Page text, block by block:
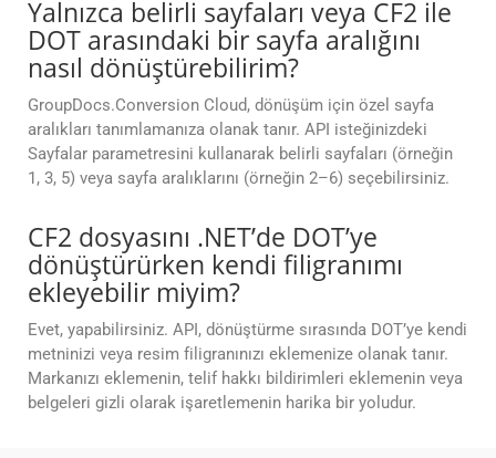
Yalnızca belirli sayfaları veya CF2 ile
DOT arasındaki bir sayfa aralığını
nasıl dönüştürebilirim?
GroupDocs.Conversion Cloud, dönüşüm için özel sayfa
aralıkları tanımlamanıza olanak tanır. API isteğinizdeki
Sayfalar parametresini kullanarak belirli sayfaları (örneğin
1, 3, 5) veya sayfa aralıklarını (örneğin 2–6) seçebilirsiniz.
CF2 dosyasını .NET’de DOT’ye
dönüştürürken kendi filigranımı
ekleyebilir miyim?
Evet, yapabilirsiniz. API, dönüştürme sırasında DOT’ye kendi
metninizi veya resim filigranınızı eklemenize olanak tanır.
Markanızı eklemenin, telif hakkı bildirimleri eklemenin veya
belgeleri gizli olarak işaretlemenin harika bir yoludur.